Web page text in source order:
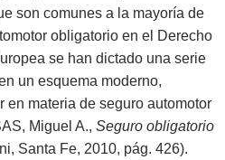
son comunes a la mayoría de
obligatorio en el Derecho
se han dictado una serie
un esquema moderno,
en materia de seguro automotor
Miguel A.,Seguro obligatorio
Santa Fe, 2010, pág. 426).